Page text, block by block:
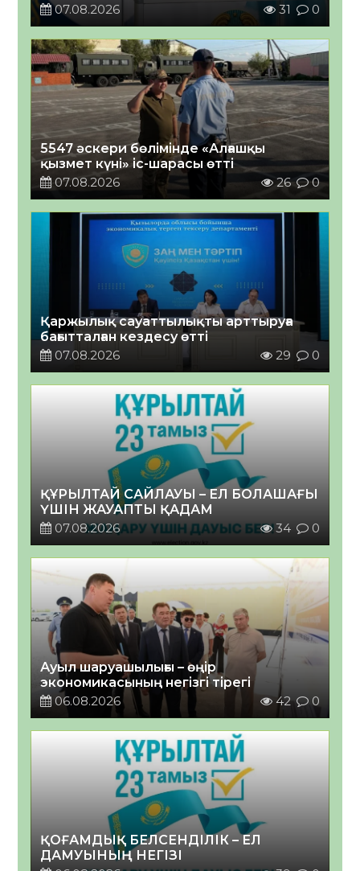
07.08.2026
31 0
5547 әскери бөлімінде «Алғашқы
қызмет күні» іс-шарасы өтті
07.08.2026
26 0
Қаржылық сауаттылықты арттыруға
бағытталған кездесу өтті
07.08.2026
29 0
ҚҰРЫЛТАЙ САЙЛАУЫ – ЕЛ БОЛАШАҒЫ
ҮШІН ЖАУАПТЫ ҚАДАМ
07.08.2026
34 0
Ауыл шаруашылығы – өңір
экономикасының негізгі тірегі
06.08.2026
42 0
ҚОҒАМДЫҚ БЕЛСЕНДІЛІК – ЕЛ
ДАМУЫНЫҢ НЕГІЗІ